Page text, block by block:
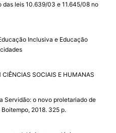
leis 10.639/03 e 11.645/08 no
Inclusiva e Educação
SOCIAIS E HUMANAS
Servidão: o novo proletariado de
2018. 325 p.